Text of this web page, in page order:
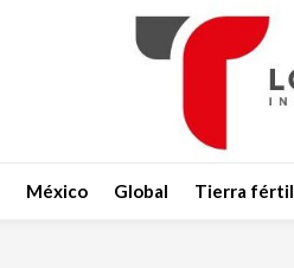
México Global Tierra fértil